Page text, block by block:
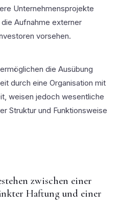
Unternehmensprojekte
Aufnahme externer
vorsehen.
die Ausübung
durch eine Organisation mit
weisen jedoch wesentliche
Struktur und Funktionsweise
zwischen einer
Haftung und einer